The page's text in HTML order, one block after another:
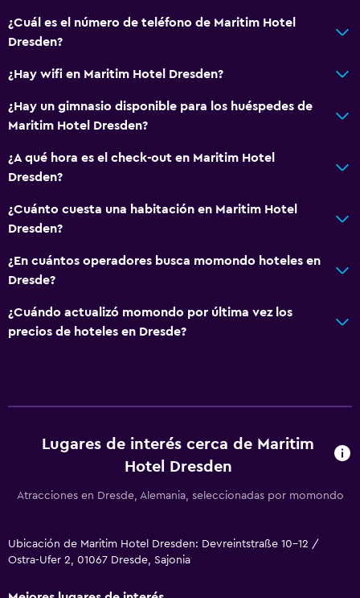
¿Cuál es el número de teléfono de Maritim Hotel
Dresden?
¿Hay wifi en Maritim Hotel Dresden?
¿Hay un gimnasio disponible para los huéspedes de
Maritim Hotel Dresden?
¿A qué hora es el check-out en Maritim Hotel
Dresden?
¿Cuánto cuesta una habitación en Maritim Hotel
Dresden?
¿En cuántos operadores busca momondo hoteles en
Dresde?
¿Cuándo actualizó momondo por última vez los
precios de hoteles en Dresde?
Lugares de interés cerca de Maritim
Hotel Dresden
Atracciones en Dresde, Alemania, seleccionadas por momondo
Ubicación de Maritim Hotel Dresden: Devreintstraße 10-12 /
Ostra-Ufer 2, 01067 Dresde, Sajonia